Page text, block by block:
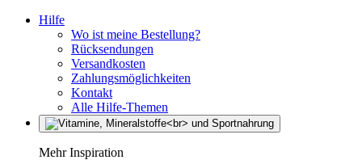
Hilfe
Wo ist meine Bestellung?
Rücksendungen
Versandkosten
Zahlungsmöglichkeiten
Kontakt
Alle Hilfe-Themen
Mehr Inspiration